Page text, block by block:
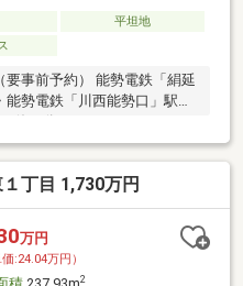
平坦地
事前予約） 能勢電鉄「絹延
勢電鉄「川西能勢口」駅ま
使い分けることができま
丁目 1,730万円
万円
価:24.04万円）
2